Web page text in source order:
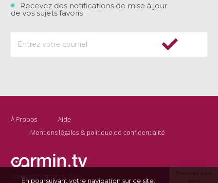
Recevez des notifications de mise à jour
de vos sujets favoris
À Propos
Aide
Mentions légales & politique de confidentialité
Copyright Carmin.tv 2026
En poursuivant votre navigation sur ce site,